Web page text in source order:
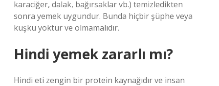
karaciğer, dalak, bağırsaklar vb.) temizledikten
sonra yemek uygundur. Bunda hiçbir şüphe veya
kuşku yoktur ve olmamalıdır.
Hindi yemek zararlı mı?
Hindi eti zengin bir protein kaynağıdır ve insan